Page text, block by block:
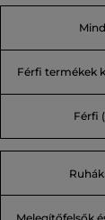
Néhány
játék,
Mind
Férfi termékek
Férfi
Ruhák